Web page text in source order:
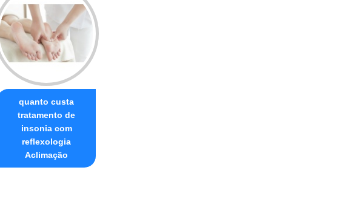
quanto custa
tratamento de
insonia com
reflexologia
Aclimação